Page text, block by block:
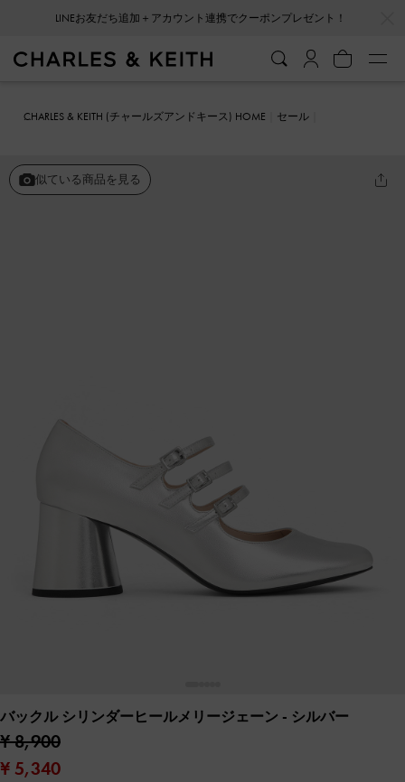
LINEお友だち追加＋アカウント連携でクーポンプレゼント！
CHARLES & KEITH (チャールズアンドキース) HOME
セール
似ている商品を見る
バックル シリンダーヒールメリージェーン - シルバー
¥ 8,900
¥ 5,340